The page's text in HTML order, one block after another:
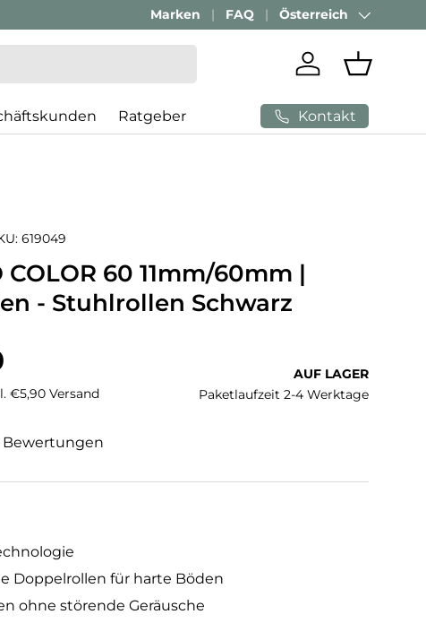
Marken FAQ Land/Region
Österreich
Einloggen
Ratgeber Kontakt
619049
COLOR 60 11mm/60mm |
- Stuhlrollen Schwarz
Preis
€5,90 Versand
AUF LAGER
Paketlaufzeit 2-4 Werktage
Bewertungen
Doppelrollen für harte Böden
ohne störende Geräusche